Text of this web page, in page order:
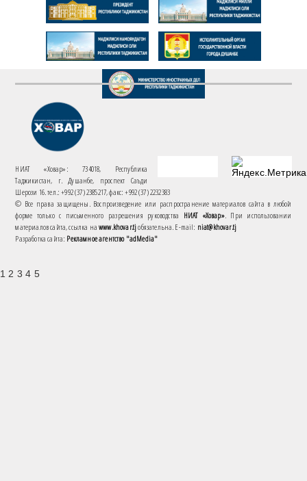
НИАТ «Ховар»: 734018, Республика
Таджикистан, г. Душанбе, проспект Саъди
Шерози 16. тел.: +992 (37) 2385217, факс: +992 (37) 2232383
© Все права защищены. Воспроизведение или распространение материалов сайта в любой
форме только с письменного разрешения руководства НИАТ «Ховар». При использовании
материалов сайта, ссылка наwww.khovar.tjобязательна. E-mail: niat@khovar.tj
Разработка сайта: Рекламное агентство "adMedia"
1 2 3 4 5